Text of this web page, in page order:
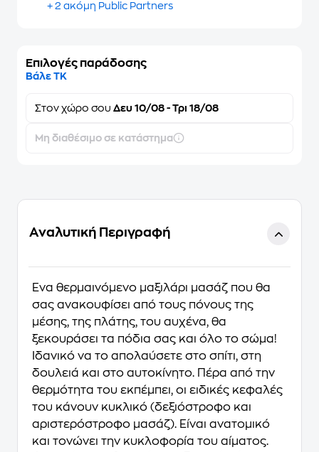
+ 2 ακόμη Public Partners
Επιλογές παράδοσης
Βάλε ΤΚ
Στον χώρο σου Δευ 10/08 - Τρι 18/08
Μη διαθέσιμο σε κατάστημα
Αναλυτική Περιγραφή
Ένα θερμαινόμενο μαξιλάρι μασάζ που θα
σας ανακουφίσει από τους πόνους της
μέσης, της πλάτης, του αυχένα, θα
ξεκουράσει τα πόδια σας και όλο το σώμα!
Ιδανικό να το απολαύσετε στο σπίτι, στη
δουλειά και στο αυτοκίνητο. Πέρα από την
θερμότητα του εκπέμπει, οι ειδικές κεφαλές
του κάνουν κυκλικό (δεξιόστροφο και
αριστερόστροφο μασάζ). Είναι ανατομικό
και τονώνει την κυκλοφορία του αίματος.